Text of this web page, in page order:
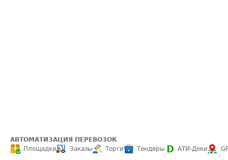
АВТОМАТИЗАЦИЯ ПЕРЕВОЗОК
Площадки
Заказы Торги Тендеры АТИ-Доки